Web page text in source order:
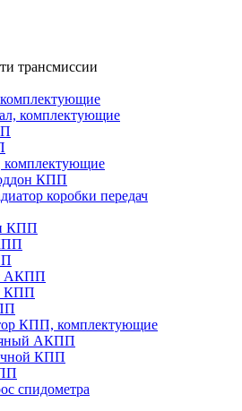
трансмиссии
комплектующие
КПП
коробки передач
КПП
АКПП
КПП
КПП, комплектующие
АКПП
КПП
спидометра